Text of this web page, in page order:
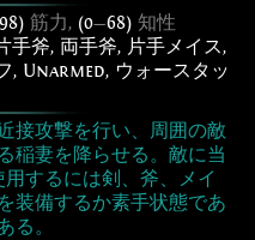
98)筋力, (0—68)知性
手斧, 両手斧, 片手メイス,
, Unarmed, ウォースタッ
接攻撃を行い、周囲の敵
稲妻を降らせる。敵に当
するには剣、斧、メイ
装備するか素手状態であ
る。